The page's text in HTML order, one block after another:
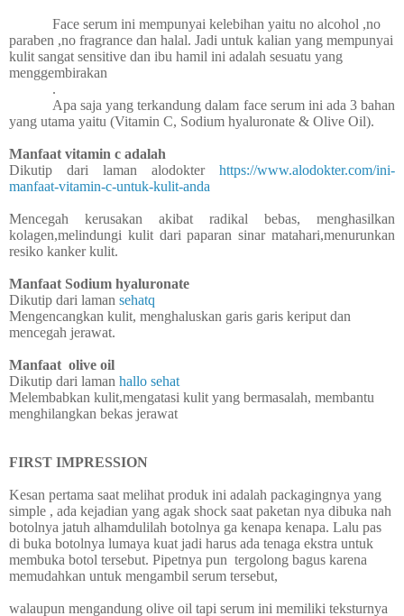
Face serum ini mempunyai kelebihan yaitu no alcohol ,no
paraben ,no fragrance dan halal. Jadi untuk kalian yang mempunyai
kulit sangat sensitive dan ibu hamil ini adalah sesuatu yang
menggembirakan
.
Apa saja yang terkandung dalam face serum ini ada 3 bahan
yang utama yaitu (Vitamin C, Sodium hyaluronate & Olive Oil).
Manfaat vitamin c adalah
Dikutip dari laman alodokter https://www.alodokter.com/ini-
manfaat-vitamin-c-untuk-kulit-anda
Mencegah kerusakan akibat radikal bebas, menghasilkan
kolagen,melindungi kulit dari paparan sinar matahari,menurunkan
resiko kanker kulit.
Manfaat Sodium hyaluronate
Dikutip dari laman sehatq
Mengencangkan kulit, menghaluskan garis garis keriput dan
mencegah jerawat.
Manfaat olive oil
Dikutip dari laman hallo sehat
Melembabkan kulit,mengatasi kulit yang bermasalah, membantu
menghilangkan bekas jerawat
FIRST IMPRESSION
Kesan pertama saat melihat produk ini adalah packagingnya yang
simple , ada kejadian yang agak shock saat paketan nya dibuka nah
botolnya jatuh alhamdulilah botolnya ga kenapa kenapa. Lalu pas
di buka botolnya lumaya kuat jadi harus ada tenaga ekstra untuk
membuka botol tersebut. Pipetnya pun tergolong bagus karena
memudahkan untuk mengambil serum tersebut,
walaupun mengandung olive oil tapi serum ini memiliki teksturnya